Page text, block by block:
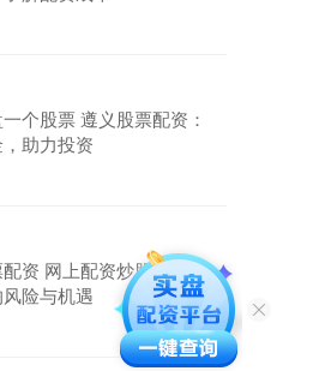
个股票 遵义股票配资：
助力投资
资 网上配资炒股：高收
险与机遇